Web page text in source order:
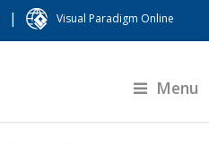
| Visual Paradigm Online
Menu